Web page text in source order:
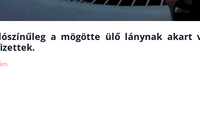
a mögötte ülő lánynak akart